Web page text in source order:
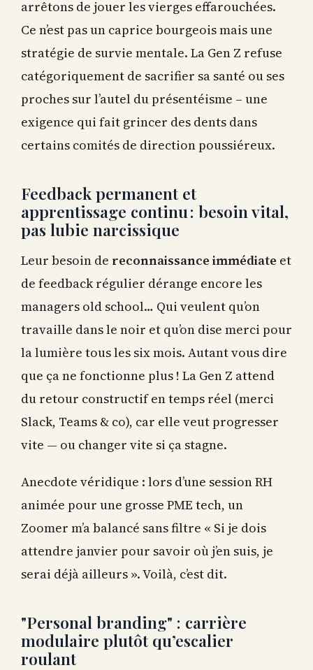
arrêtons de jouer les vierges effarouchées.
Ce n’est pas un caprice bourgeois mais une
stratégie de survie mentale. La Gen Z refuse
catégoriquement de sacrifier sa santé ou ses
proches sur l’autel du présentéisme – une
exigence qui fait grincer des dents dans
certains comités de direction poussiéreux.
Feedback permanent et
apprentissage continu : besoin vital,
pas lubie narcissique
Leur besoin de reconnaissance immédiate et
de feedback régulier dérange encore les
managers old school… Qui veulent qu’on
travaille dans le noir et qu’on dise merci pour
la lumière tous les six mois. Autant vous dire
que ça ne fonctionne plus ! La Gen Z attend
du retour constructif en temps réel (merci
Slack, Teams & co), car elle veut progresser
vite — ou changer vite si ça stagne.
Anecdote véridique : lors d’une session RH
animée pour une grosse PME tech, un
Zoomer m’a balancé sans filtre « Si je dois
attendre janvier pour savoir où j’en suis, je
serai déjà ailleurs ». Voilà, c’est dit.
"Personal branding" : carrière
modulaire plutôt qu’escalier
roulant